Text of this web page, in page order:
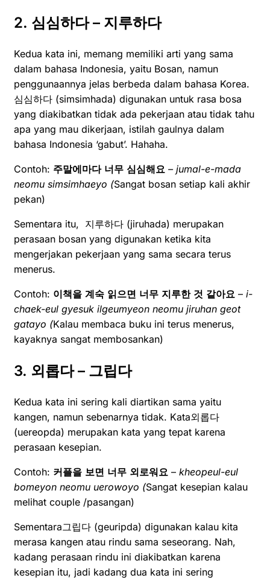
2. 심심하다 – 지루하다
Kedua kata ini, memang memiliki arti yang sama
dalam bahasa Indonesia, yaitu Bosan, namun
penggunaannya jelas berbeda dalam bahasa Korea.
심심하다 (simsimhada) digunakan untuk rasa bosa
yang diakibatkan tidak ada pekerjaan atau tidak tahu
apa yang mau dikerjaan, istilah gaulnya dalam
bahasa Indonesia ‘gabut’. Hahaha.
Contoh: 주말에마다 너무 심심해요 – jumal-e-mada
neomu simsimhaeyo (Sangat bosan setiap kali akhir
pekan)
Sementara itu, 지루하다 (jiruhada) merupakan
perasaan bosan yang digunakan ketika kita
mengerjakan pekerjaan yang sama secara terus
menerus.
Contoh: 이책을 계숙 읽으면 너무 지루한 것 같아요 – i-
chaek-eul gyesuk ilgeumyeon neomu jiruhan geot
gatayo (Kalau membaca buku ini terus menerus,
kayaknya sangat membosankan)
3. 외롭다 – 그립다
Kedua kata ini sering kali diartikan sama yaitu
kangen, namun sebenarnya tidak. Kata외롭다
(uereopda) merupakan kata yang tepat karena
perasaan kesepian.
Contoh: 커플을 보면 너무 외로워요 – kheopeul-eul
bomeyon neomu uerowoyo (Sangat kesepian kalau
melihat couple /pasangan)
Sementara그립다 (geuripda) digunakan kalau kita
merasa kangen atau rindu sama seseorang. Nah,
kadang perasaan rindu ini diakibatkan karena
kesepian itu, jadi kadang dua kata ini sering